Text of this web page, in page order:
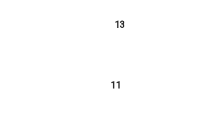
– – 13 13
– – 11 11